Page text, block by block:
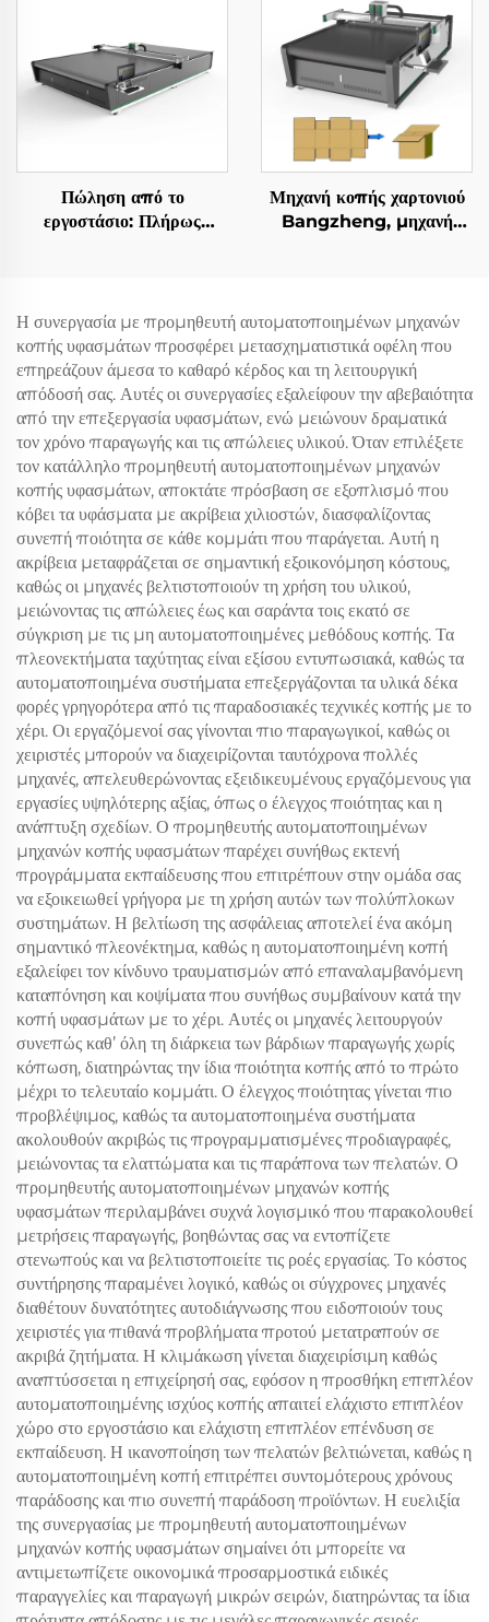
Πώληση από το
εργοστάσιο: Πλήρως
Μηχανή κοπής χαρτονιού
Bangzheng, μηχανή
Η συνεργασία με προμηθευτή αυτοματοποιημένων μηχανών
κοπής υφασμάτων προσφέρει μετασχηματιστικά οφέλη που
επηρεάζουν άμεσα το καθαρό κέρδος και τη λειτουργική
απόδοσή σας. Αυτές οι συνεργασίες εξαλείφουν την αβεβαιότητα
από την επεξεργασία υφασμάτων, ενώ μειώνουν δραματικά
τον χρόνο παραγωγής και τις απώλειες υλικού. Όταν επιλέξετε
τον κατάλληλο προμηθευτή αυτοματοποιημένων μηχανών
κοπής υφασμάτων, αποκτάτε πρόσβαση σε εξοπλισμό που
κόβει τα υφάσματα με ακρίβεια χιλιοστών, διασφαλίζοντας
συνεπή ποιότητα σε κάθε κομμάτι που παράγεται. Αυτή η
ακρίβεια μεταφράζεται σε σημαντική εξοικονόμηση κόστους,
καθώς οι μηχανές βελτιστοποιούν τη χρήση του υλικού,
μειώνοντας τις απώλειες έως και σαράντα τοις εκατό σε
σύγκριση με τις μη αυτοματοποιημένες μεθόδους κοπής. Τα
πλεονεκτήματα ταχύτητας είναι εξίσου εντυπωσιακά, καθώς τα
αυτοματοποιημένα συστήματα επεξεργάζονται τα υλικά δέκα
φορές γρηγορότερα από τις παραδοσιακές τεχνικές κοπής με το
χέρι. Οι εργαζόμενοί σας γίνονται πιο παραγωγικοί, καθώς οι
χειριστές μπορούν να διαχειρίζονται ταυτόχρονα πολλές
μηχανές, απελευθερώνοντας εξειδικευμένους εργαζόμενους για
εργασίες υψηλότερης αξίας, όπως ο έλεγχος ποιότητας και η
ανάπτυξη σχεδίων. Ο προμηθευτής αυτοματοποιημένων
μηχανών κοπής υφασμάτων παρέχει συνήθως εκτενή
προγράμματα εκπαίδευσης που επιτρέπουν στην ομάδα σας
να εξοικειωθεί γρήγορα με τη χρήση αυτών των πολύπλοκων
συστημάτων. Η βελτίωση της ασφάλειας αποτελεί ένα ακόμη
σημαντικό πλεονέκτημα, καθώς η αυτοματοποιημένη κοπή
εξαλείφει τον κίνδυνο τραυματισμών από επαναλαμβανόμενη
καταπόνηση και κοψίματα που συνήθως συμβαίνουν κατά την
κοπή υφασμάτων με το χέρι. Αυτές οι μηχανές λειτουργούν
συνεπώς καθ’ όλη τη διάρκεια των βάρδιων παραγωγής χωρίς
κόπωση, διατηρώντας την ίδια ποιότητα κοπής από το πρώτο
μέχρι το τελευταίο κομμάτι. Ο έλεγχος ποιότητας γίνεται πιο
προβλέψιμος, καθώς τα αυτοματοποιημένα συστήματα
ακολουθούν ακριβώς τις προγραμματισμένες προδιαγραφές,
μειώνοντας τα ελαττώματα και τις παράπονα των πελατών. Ο
προμηθευτής αυτοματοποιημένων μηχανών κοπής
υφασμάτων περιλαμβάνει συχνά λογισμικό που παρακολουθεί
μετρήσεις παραγωγής, βοηθώντας σας να εντοπίζετε
στενωπούς και να βελτιστοποιείτε τις ροές εργασίας. Το κόστος
συντήρησης παραμένει λογικό, καθώς οι σύγχρονες μηχανές
διαθέτουν δυνατότητες αυτοδιάγνωσης που ειδοποιούν τους
χειριστές για πιθανά προβλήματα προτού μετατραπούν σε
ακριβά ζητήματα. Η κλιμάκωση γίνεται διαχειρίσιμη καθώς
αναπτύσσεται η επιχείρησή σας, εφόσον η προσθήκη επιπλέον
αυτοματοποιημένης ισχύος κοπής απαιτεί ελάχιστο επιπλέον
χώρο στο εργοστάσιο και ελάχιστη επιπλέον επένδυση σε
εκπαίδευση. Η ικανοποίηση των πελατών βελτιώνεται, καθώς η
αυτοματοποιημένη κοπή επιτρέπει συντομότερους χρόνους
παράδοσης και πιο συνεπή παράδοση προϊόντων. Η ευελιξία
της συνεργασίας με προμηθευτή αυτοματοποιημένων
μηχανών κοπής υφασμάτων σημαίνει ότι μπορείτε να
αντιμετωπίζετε οικονομικά προσαρμοστικά ειδικές
παραγγελίες και παραγωγή μικρών σειρών, διατηρώντας τα ίδια